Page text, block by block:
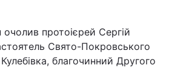
Політика
Світ
протоієрей Сергій
Свято-Покровського
благочинний Другого